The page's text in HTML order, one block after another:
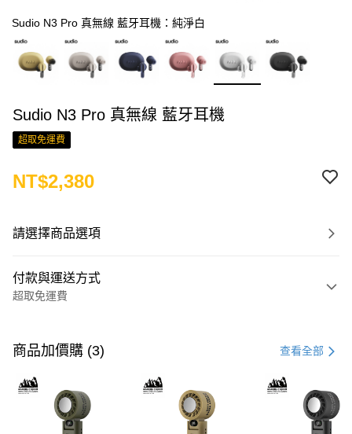
Sudio N3 Pro 真無線 藍牙耳機：純淨白
Sudio N3 Pro 真無線 藍牙耳機
超取免運費
NT$2,380
請選擇商品選項
付款與運送方式
超取免運費
信用卡一次付款
LINE Pay
Apple Pay
商品加價購 (3) 查看全部